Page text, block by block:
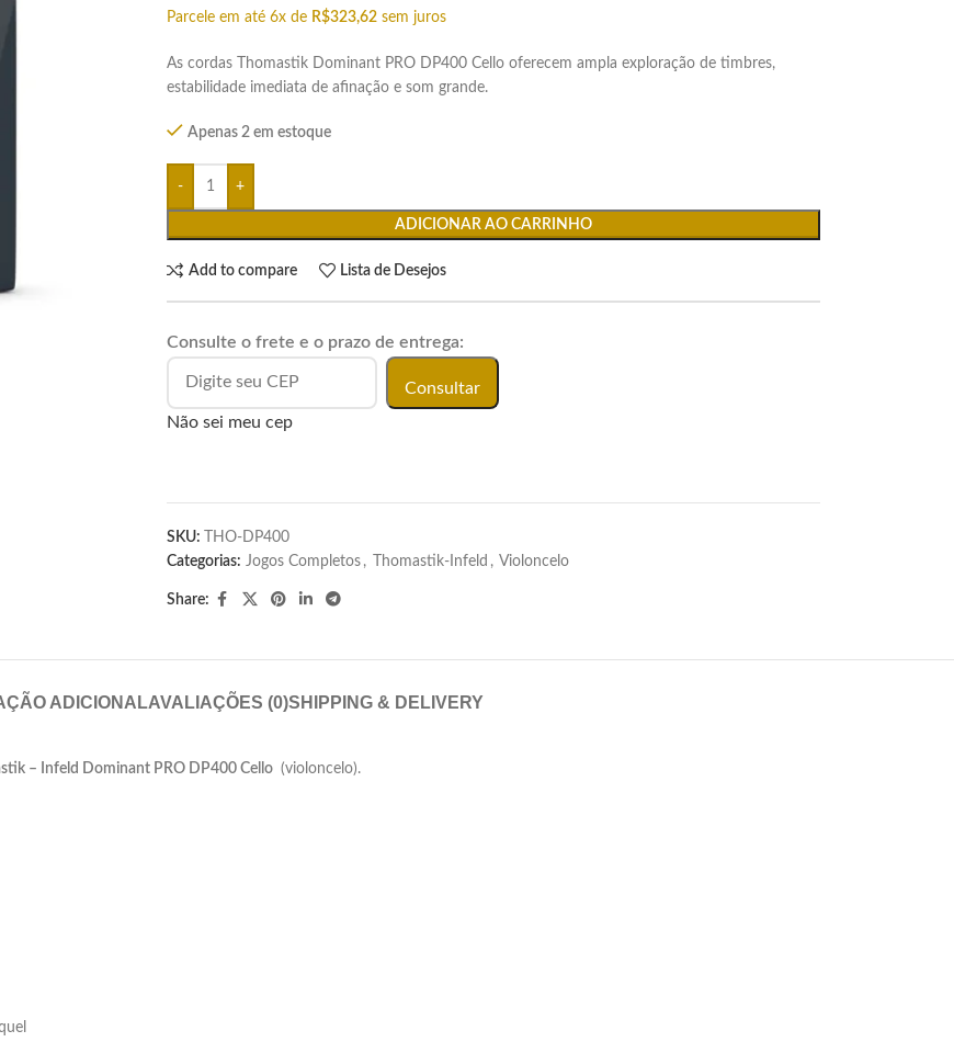
Parcele em até 6x de R$323,62 sem juros
As cordas Thomastik Dominant PRO DP400 Cello oferecem ampla exploração de timbres,
estabilidade imediata de afinação e som grande.
Apenas 2 em estoque
ADICIONAR AO CARRINHO
Add to compare Lista de Desejos
Consulte o frete e o prazo de entrega:
Consultar
Não sei meu cep
SKU:
THO-DP400
Categorias: Jogos Completos , Thomastik-Infeld , Violoncelo
Share:
ADICIONALAVALIAÇÕES (0)SHIPPING & DELIVERY
– Infeld Dominant PRO DP400 Cello (violoncelo).